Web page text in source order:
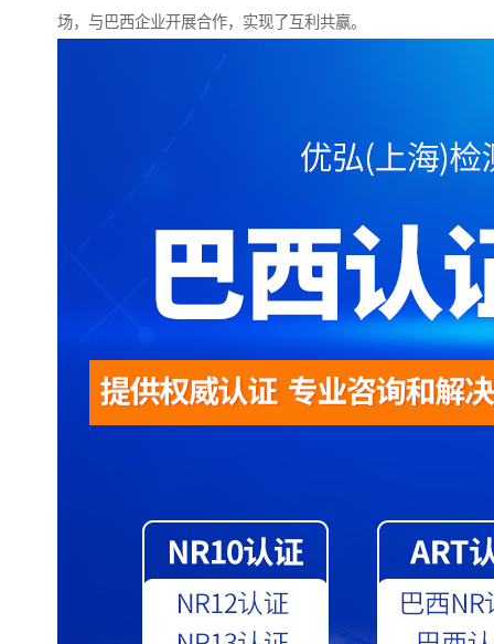
场，与巴西企业开展合作，实现了互利共赢。